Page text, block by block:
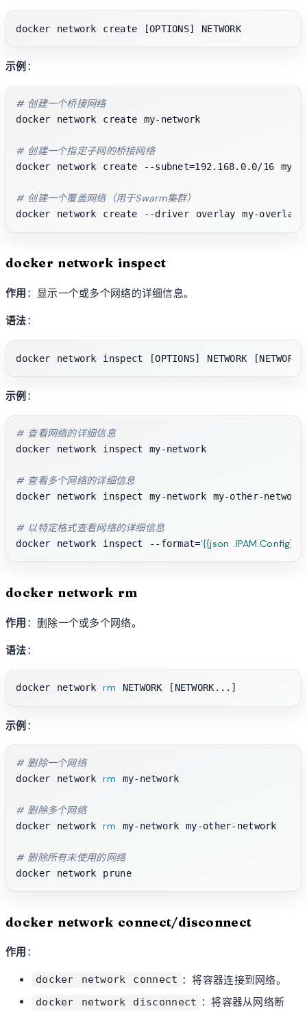
示例 ：
# 创建一个桥接网络
docker network create my-network
# 创建一个指定子网的桥接网络
docker network create --subnet=192.168.0.0/16 my-
# 创建一个覆盖网络（用于Swarm集群）
docker network inspect
作用 ：显示一个或多个网络的详细信息。
语法：
示例 ：
# 查看网络的详细信息
docker network inspect my-network
# 查看多个网络的详细信息
docker network inspect my-network my-other-network
# 以特定格式查看网络的详细信息
docker network inspect --format='{{json .IPAM.Config}}'
docker network rm
作用 ：删除一个或多个网络。
语法：
docker network rm
示例 ：
# 删除一个网络
docker network rm my-network
# 删除多个网络
docker network rm my-network my-other-network
# 删除所有未使用的网络
docker network prune
docker network connect/disconnect
作用 ：
docker network connect ：将容器连接到网络。
docker network disconnect ：将容器从网络断